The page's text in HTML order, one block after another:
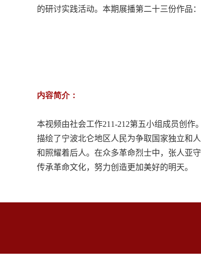
的研讨实践活动。本期展播第二十三份作品
内容简介：
本视频由社会工作211-212第五小组成员创作
描绘了宁波北仑地区人民为争取国家独立和
和照耀着后人。在众多革命烈士中，张人亚
传承革命文化，努力创造更加美好的明天。